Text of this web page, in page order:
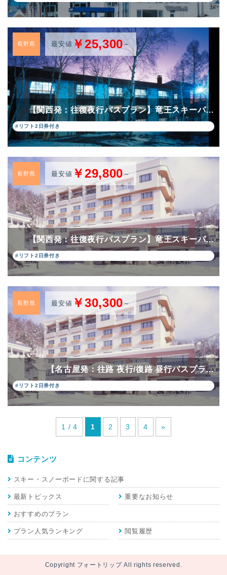
長野県 最安値￥25,300～
【関西発：往復夜行バスプラン】竜王スキーパ…
#リフト2日券付き
長野県 最安値 ￥29,800 ～
【関西発：往復夜行バスプラン】竜王スキーパ…
#リフト2日券付き
長野県 最安値 ￥30,300 ～
【名古屋発：往路 夜行/復路 昼行バスプラ…
#リフト2日券付き
1 / 4 1 2 3 4 »
コンテンツ
スキー・スノーボードに関する記事
最新トピックス 重要なお知らせ
おすすめのプラン
プラン人気ランキング 閲覧履歴
Copyright フォートリップ All rights reserved.